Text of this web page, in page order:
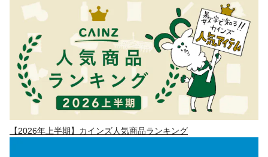
【2026年上半期】カインズ人気商品ランキング